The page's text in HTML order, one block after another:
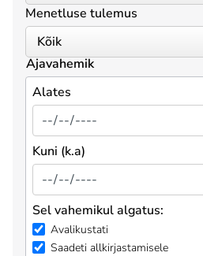
Menetluse tulemus
Ajavahemik
Alates
Kuni (k.a)
Sel vahemikul algatus:
Avalikustati
Saadeti allkirjastamisele